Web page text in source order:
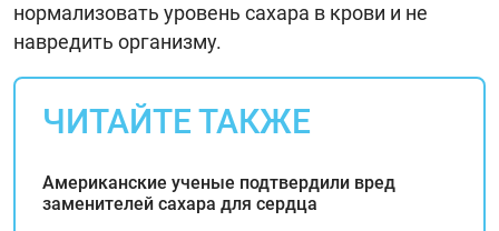
нормализовать уровень сахара в крови и не
навредить организму.
ЧИТАЙТЕ ТАКЖЕ
Американские ученые подтвердили вред
заменителей сахара для сердца